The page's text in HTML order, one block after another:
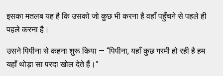
इसका मतलब यह है कि उसको जो कुछ भी करना है वहाँ पहुँचने से पहले ही
पहले करना है।
उसने पिपीना से कहना शुरू किया — “पिपीना, यहाँ कुछ गरमी हो रही है हम
यहाँ थोड़ा सा परदा खोल देते हैं।”